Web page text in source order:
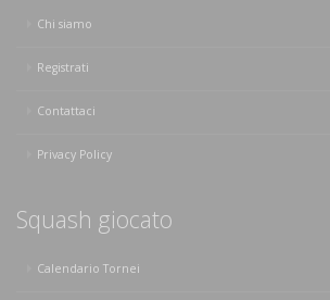
Chi siamo
Registrati
Contattaci
Privacy Policy
Squash giocato
Calendario Tornei